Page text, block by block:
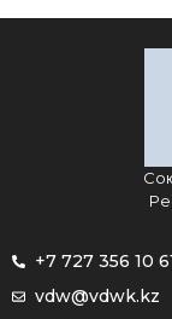
+7 727 356 10
vdw@vdwk.kz